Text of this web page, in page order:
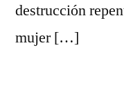
destrucción
mujer […]